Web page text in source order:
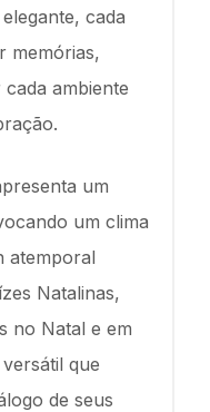
cada
memórias,
ambiente
um
um clima
atemporal
Natalinas,
no Natal e em
que
de seus